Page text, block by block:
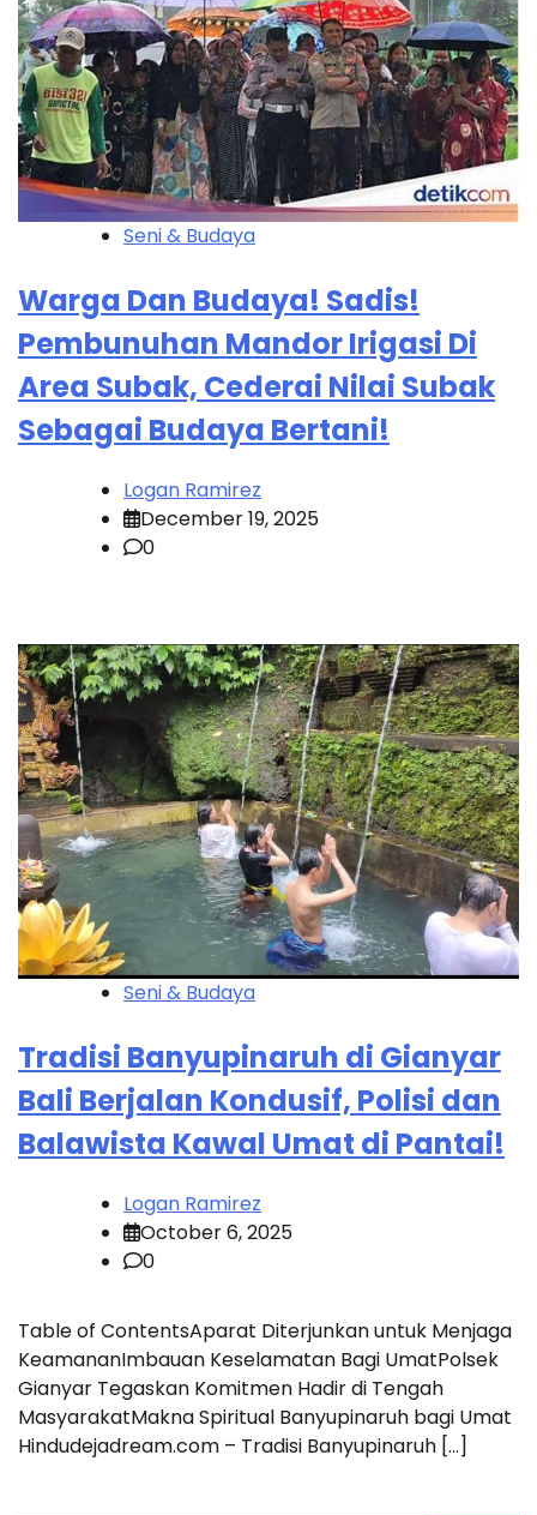
Seni & Budaya
Warga Dan Budaya! Sadis!
Pembunuhan Mandor Irigasi Di
Area Subak, Cederai Nilai Subak
Sebagai Budaya Bertani!
Logan Ramirez
December 19, 2025
0
Seni & Budaya
Tradisi Banyupinaruh di Gianyar
Bali Berjalan Kondusif, Polisi dan
Balawista Kawal Umat di Pantai!
Logan Ramirez
October 6, 2025
0
Table of ContentsAparat Diterjunkan untuk Menjaga
KeamananImbauan Keselamatan Bagi UmatPolsek
Gianyar Tegaskan Komitmen Hadir di Tengah
MasyarakatMakna Spiritual Banyupinaruh bagi Umat
Hindudejadream.com – Tradisi Banyupinaruh […]